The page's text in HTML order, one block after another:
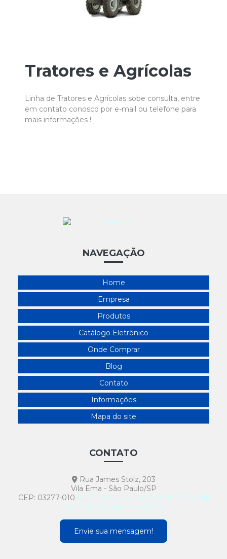
Tratores e Agrícolas
Linha de Tratores e Agrícolas sobe consulta, entre
em contato conosco por e-mail ou telefone para
mais informações !
NAVEGAÇÃO
Home
Empresa
Produtos
Catálogo Eletrônico
Onde Comprar
Blog
Contato
Informações
Mapa do site
CONTATO
Rua James Stolz, 203
Vila Ema - São Paulo/SP
CEP: 03277-010
(11) 2100-2222
(11) 94107-7799
lpgranero@lpgranero.com.br
Envie sua mensagem!